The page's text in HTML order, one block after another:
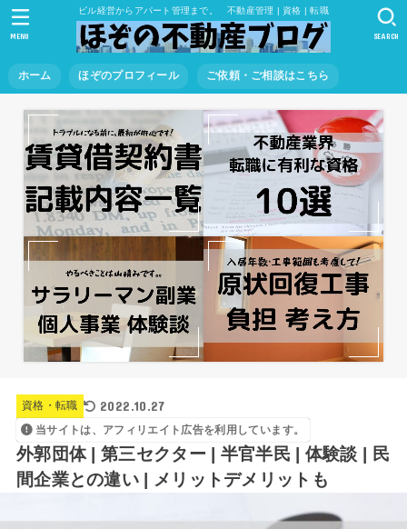
ビル経営からアパート管理まで。 不動産管理 | 資格 | 転職
ホーム ほぞのプロフィール ご依頼・ご相談はこちら
SEARCH
MENU
資格・転職 2022.10.27
当サイトは、アフィリエイト広告を利用しています。
外郭団体 | 第三セクター | 半官半民 | 体験談 | 民
間企業との違い | メリットデメリットも